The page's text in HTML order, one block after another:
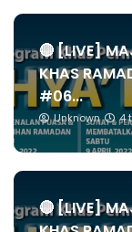
🔴 [LIVE]
KHAS
#06...
Unknown 4
🔴 [LIVE]